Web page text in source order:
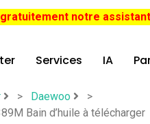
notre assistant
Services IA
> Daewoo
>
Bain d’huile à télécharger